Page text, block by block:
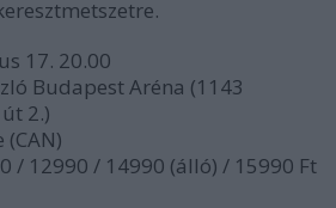
17. 20.00
Budapest Aréna (1143
2.)
/ 12990 / 14990 (álló) / 15990 Ft